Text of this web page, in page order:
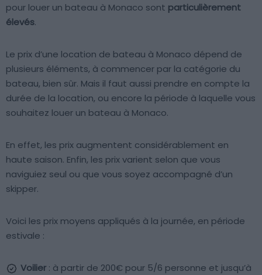
pour louer un bateau à Monaco sont particulièrement
élevés.
Le prix d’une location de bateau à Monaco dépend de
plusieurs éléments, à commencer par la catégorie du
bateau, bien sûr. Mais il faut aussi prendre en compte la
durée de la location, ou encore la période à laquelle vous
souhaitez louer un bateau à Monaco.
En effet, les prix augmentent considérablement en
haute saison. Enfin, les prix varient selon que vous
naviguiez seul ou que vous soyez accompagné d’un
skipper.
Voici les prix moyens appliqués à la journée, en période
estivale :
Voilier : à partir de 200€ pour 5/6 personne et jusqu’à